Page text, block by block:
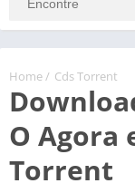
Home / Cds Torrent
O Agora
Torrent